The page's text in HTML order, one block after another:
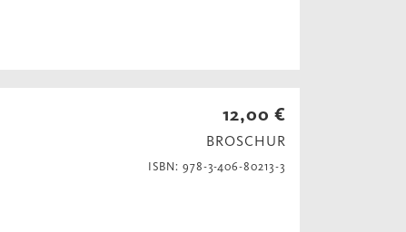
12,00 €
BROSCHUR
ISBN: 978-3-406-80213-3